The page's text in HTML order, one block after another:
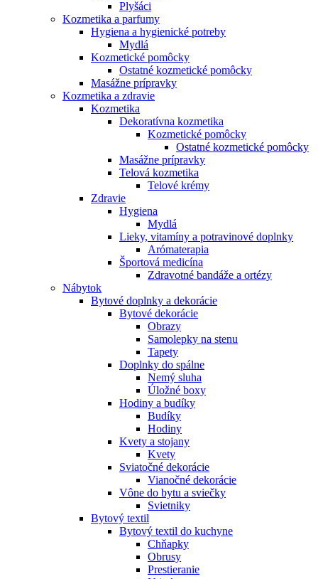
Plyšáci
Kozmetika a parfumy
Hygiena a hygienické potreby
Mydlá
Kozmetické pomôcky
Ostatné kozmetické pomôcky
Masážne prípravky
Kozmetika a zdravie
Kozmetika
Dekoratívna kozmetika
Kozmetické pomôcky
Ostatné kozmetické pomôcky
Masážne prípravky
Telová kozmetika
Telové krémy
Zdravie
Hygiena
Mydlá
Lieky, vitamíny a potravinové doplnky
Arómaterapia
Športová medicína
Zdravotné bandáže a ortézy
Nábytok
Bytové doplnky a dekorácie
Bytové dekorácie
Obrazy
Samolepky na stenu
Tapety
Doplnky do spálne
Nemý sluha
Úložné boxy
Hodiny a budíky
Budíky
Hodiny
Kvety a stojany
Kvety
Sviatočné dekorácie
Vianočné dekorácie
Vône do bytu a sviečky
Svietniky
Bytový textil
Bytový textil do kuchyne
Chňapky
Obrusy
Prestieranie